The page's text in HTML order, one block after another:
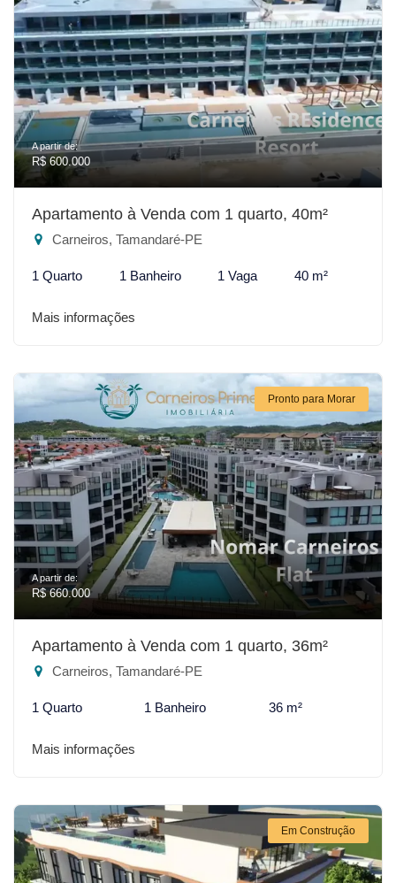
A partir de:
R$ 600.000
Apartamento à Venda com 1 quarto, 40m²
Carneiros, Tamandaré-PE
1 Quarto 1 Banheiro 1 Vaga 40 m²
Mais informações
Pronto para Morar
A partir de:
R$ 660.000
Apartamento à Venda com 1 quarto, 36m²
Carneiros, Tamandaré-PE
1 Quarto 1 Banheiro 36 m²
Mais informações
Em Construção